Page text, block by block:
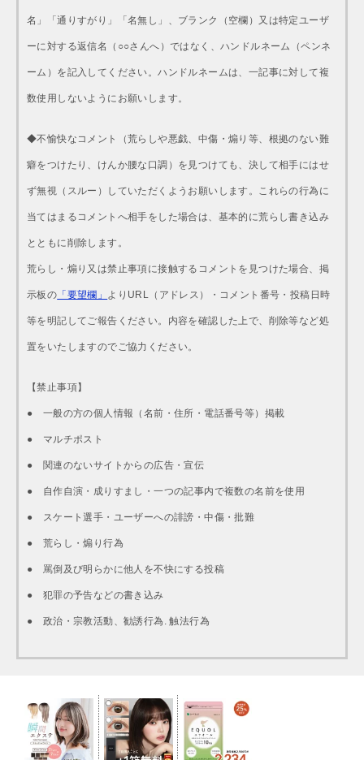
名」「通りすがり」「名無し」、ブランク（空欄）又は特定ユーザ
ーに対する返信名（○○さんへ）ではなく、ハンドルネーム（ペンネ
ーム）を記入してください。ハンドルネームは、一記事に対して複
数使用しないようにお願いします。
◆不愉快なコメント（荒らしや悪戯、中傷・煽り等、根拠のない難
癖をつけたり、けんか腰な口調）を見つけても、決して相手にはせ
ず無視（スルー）していただくようお願いします。これらの行為に
当てはまるコメントへ相手をした場合は、基本的に荒らし書き込み
とともに削除します。
荒らし・煽り又は禁止事項に接触するコメントを見つけた場合、掲
示板の 「要望欄」 よりURL（アドレス）・コメント番号・投稿日時
等を明記してご報告ください。内容を確認した上で、削除等など処
置をいたしますのでご協力ください。
【禁止事項】
● 一般の方の個人情報（名前・住所・電話番号等）掲載
● マルチポスト
● 関連のないサイトからの広告・宣伝
● 自作自演・成りすまし・一つの記事内で複数の名前を使用
● スケート選手・ユーザーへの誹謗・中傷・批難
● 荒らし・煽り行為
● 罵倒及び明らかに他人を不快にする投稿
● 犯罪の予告などの書き込み
● 政治・宗教活動、勧誘行為. 触法行為